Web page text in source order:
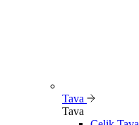
Tava
Tava